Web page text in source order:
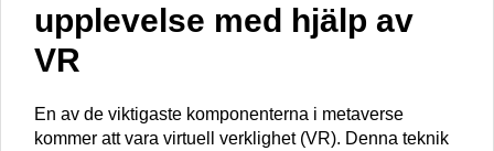
upplevelse med hjälp av
VR
En av de viktigaste komponenterna i metaverse
kommer att vara virtuell verklighet (VR). Denna teknik